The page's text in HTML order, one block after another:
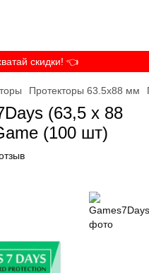
скидки! 👈
Протекторы 63.5x88 мм
(63,5 x 88
(100 шт)